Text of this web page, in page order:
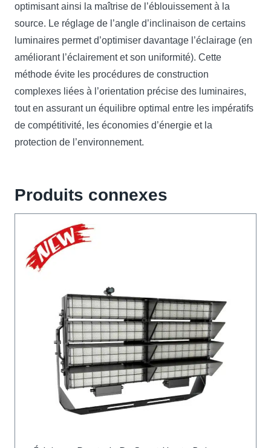
optimisant ainsi la maîtrise de l’éblouissement à la
source. Le réglage de l’angle d’inclinaison de certains
luminaires permet d’optimiser davantage l’éclairage (en
améliorant l’éclairement et son uniformité). Cette
méthode évite les procédures de construction
complexes liées à l’orientation précise des luminaires,
tout en assurant un équilibre optimal entre les impératifs
de compétitivité, les économies d’énergie et la
protection de l’environnement.
Produits connexes